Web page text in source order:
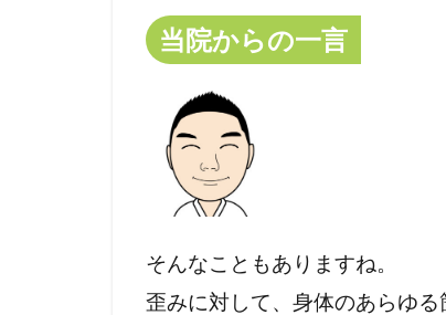
当院からの一言
そんなこともありますね。
歪みに対して、身体のあらゆる